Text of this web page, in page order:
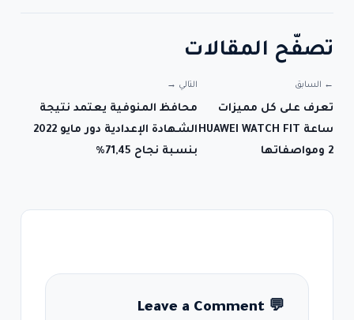
تصفّح المقالات
← السابق
تعرف على كل مميزات
ساعة HUAWEI WATCH FIT
2 ومواصفاتها
التالي →
محافظ المنوفية يعتمد نتيجة
الشهادة الإعدادية دور مايو 2022
بنسبة نجاح 71,45%
💬
Leave a Comment